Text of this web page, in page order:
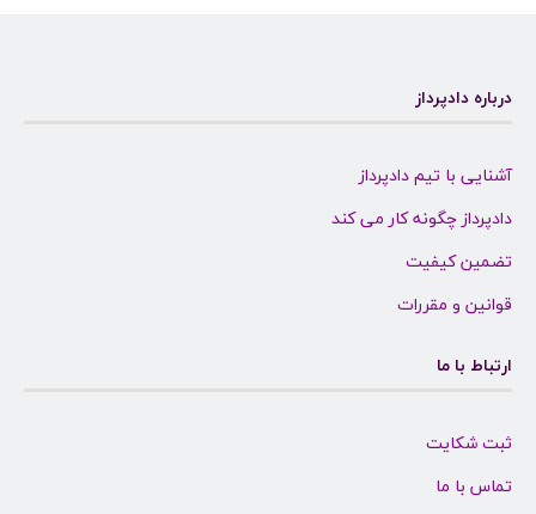
درباره دادپرداز
آشنایی با تیم دادپرداز
دادپرداز چگونه کار می کند
تضمین کیفیت
قوانین و مقررات
ارتباط با ما
ثبت شکایت
تماس با ما